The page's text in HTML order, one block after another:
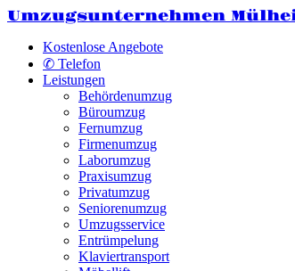
Umzugsunternehmen
Kostenlose Angebote
✆ Telefon
Leistungen
Behördenumzug
Büroumzug
Fernumzug
Firmenumzug
Laborumzug
Praxisumzug
Privatumzug
Seniorenumzug
Umzugsservice
Entrümpelung
Klaviertransport